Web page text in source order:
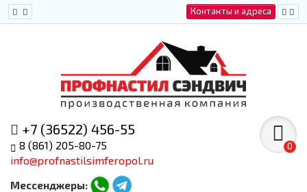
Контакты и адреса
+7 (36522) 456-55
8 (861) 205-80-75
info@profnastilsimferopol.ru
Мессенджеры:
0